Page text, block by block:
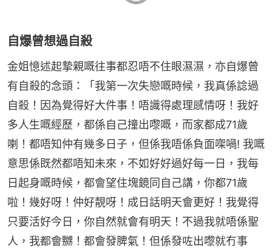
自爆曾想過自殺
金姐憶述起摯親嘅往事都忍唔不住眼濕濕，亦自爆曾
有自殺的念頭：「我第一次失戀嘅時候，我真係諗過
自殺！因為覺得好大件事！唔識得處理感情呀！我好
多人生嘅經歷，都係自己撞出嚟嘅，而家都成71歲
喇！都唔知仲有幾多日子，但係我唔係負面㗎喎! 我嘅
意思係既然都唔知未來，不如好好過好每一日，我每
日起身嘅時候，都會望住塊鏡同自己講，你都71歲
啦！幾好呀！仲好靚呀！成日話明天會更好！我覺得
只要活好今日，你自然就會有明天！不過我就唔係聖
人，我都會嬲！都會發脾氣！但係發咗出嚟就冇事